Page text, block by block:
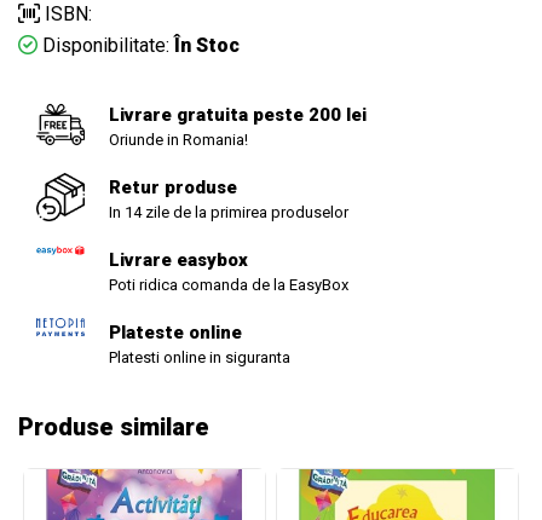
ISBN:
Disponibilitate: În Stoc
Livrare gratuita peste 200 lei
Oriunde in Romania!
Retur produse
In 14 zile de la primirea produselor
Livrare easybox
Poti ridica comanda de la EasyBox
Plateste online
Platesti online in siguranta
Produse similare